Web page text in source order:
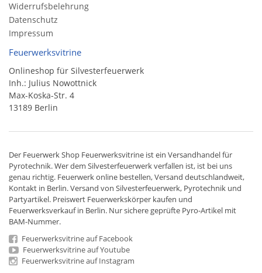
Widerrufsbelehrung
Datenschutz
Impressum
Feuerwerksvitrine
Onlineshop für Silvesterfeuerwerk
Inh.: Julius Nowottnick
Max-Koska-Str. 4
13189 Berlin
Der Feuerwerk Shop Feuerwerksvitrine ist ein Versandhandelfür
Pyrotechnik. Wer dem Silvesterfeuerwerk verfallen ist, ist bei uns
genau richtig. Feuerwerk online bestellen,Versand deutschlandweit,
Kontakt in Berlin. Versand von Silvesterfeuerwerk, Pyrotechnik und
Partyartikel. Preiswert Feuerwerkskörper kaufen und
Feuerwerksverkauf in Berlin. Nur sichere geprüfte Pyro-Artikel mit
BAM-Nummer.
Feuerwerksvitrine auf Facebook
Feuerwerksvitrine auf Youtube
Feuerwerksvitrine auf Instagram